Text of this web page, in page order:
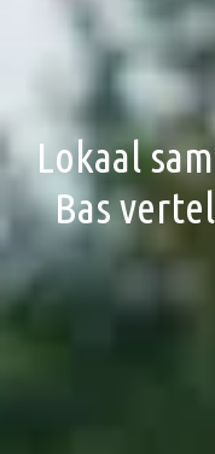
Lokaal
Bas